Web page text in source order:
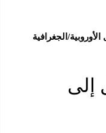
الجغرافية